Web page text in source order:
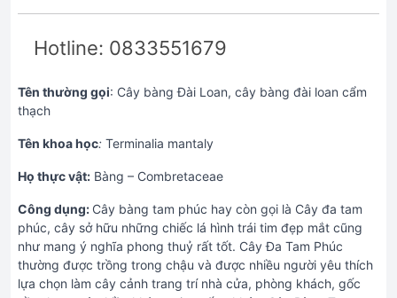
Hotline: 0833551679
Tên thường gọi: Cây bàng Đài Loan, cây bàng đài loan cẩm
thạch
Tên khoa học: Terminalia mantaly
Họ thực vật: Bàng – Combretaceae
Công dụng: Cây bàng tam phúc hay còn gọi là Cây đa tam
phúc, cây sở hữu những chiếc lá hình trái tim đẹp mắt cũng
như mang ý nghĩa phong thuỷ rất tốt. Cây Đa Tam Phúc
thường được trồng trong chậu và được nhiều người yêu thích
lựa chọn làm cây cảnh trang trí nhà cửa, phòng khách, gốc